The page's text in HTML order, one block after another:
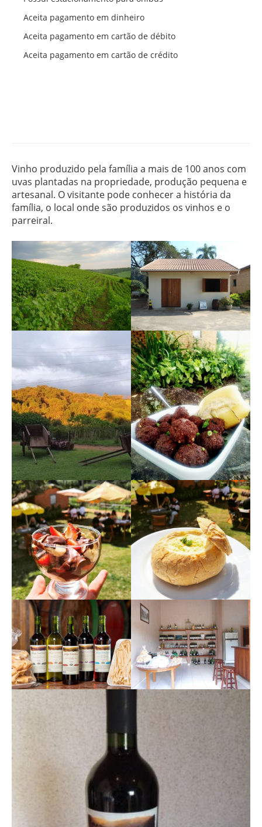
Aceita pagamento em dinheiro
Aceita pagamento em cartão de débito
Aceita pagamento em cartão de crédito
Vinho produzido pela família a mais de 100 anos com
uvas plantadas na propriedade, produção pequena e
artesanal. O visitante pode conhecer a história da
família, o local onde são produzidos os vinhos e o
parreiral.